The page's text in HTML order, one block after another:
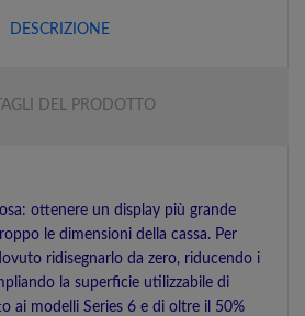
DESCRIZIONE
DEL PRODOTTO
ottenere un display più grande
le dimensioni della cassa. Per
ridisegnarlo da zero, riducendo i
la superficie utilizzabile di
ai modelli Series 6 e di oltre il 50%